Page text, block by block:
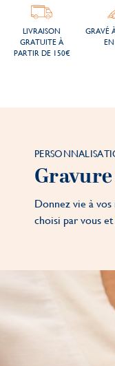
LIVRAISON
GRATUITE À
PARTIR DE 150€
GRAVÉ
Donnez vie à vos
choisi par vous